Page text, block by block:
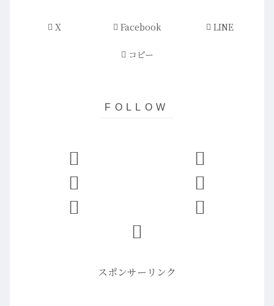
X Facebook LINE
コピー
スポンサーリンク